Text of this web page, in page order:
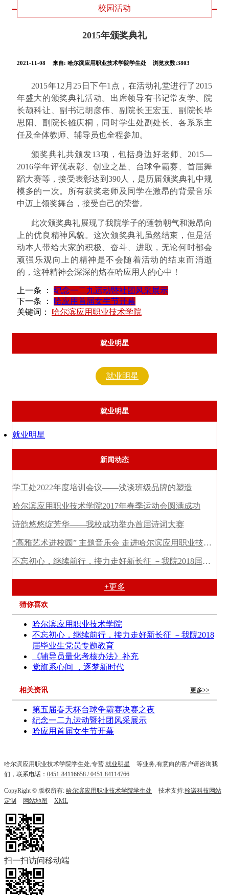
校园活动
2015年颁奖典礼
2021-11-08 来自: 哈尔滨应用职业技术学院学生处 浏览次数:3803
2015年12 月 25 日下午1 点，在活动礼堂进行了 2015
年盛大的颁奖典礼活动。出席领导有书记常友学、院
长颉科让、副书记胡彦伟、副院长王宏玉、副院长毕
思阳、副院长雒庆桐，同时学生处副处长、各系系主
任及全体教师、辅导员也全程参加。
颁奖典礼共颁发13项，包括身边好老师、 2015—
2016学年评优表彰、创业之星、台球争霸赛、首届舞
蹈大赛等，接受表彰达到 390 人，是历届颁奖典礼中规
模多的一次。所有获奖老师及同学在激昂的背景音乐
中迈上领奖舞台，接受自己的荣誉。
此次颁奖典礼展现了我院学子的蓬勃朝气和激昂向
上的优良精神风貌。这次颁奖典礼虽然结束，但是活
动本人带给大家的积极、奋斗、进取，无论何时都会
顽强乐观向上的精神是不会随着活动的结束而消逝
的，这种精神会深深的烙在哈应用人的心中！
上一条 ：
纪念一二九运动暨社团风采展示
下一条 ：
哈应用首届女生节开幕
关键词： 哈尔滨应用职业技术学院
就业明星
就业明星
就业明星
就业明星
新闻动态
学工处2022年度培训会议——浅谈班级品牌的塑造
哈尔滨应用职业技术学院2017年春季运动会圆满成功
诗韵悠悠绽芳华——我校成功举办首届诗词大赛
“高雅艺术进校园” 主题音乐会 走进哈尔滨应用职业技术学院
不忘初心，继续前行，接力走好新长征 －我院2018届毕业生党员专题教育
+更多
猜你喜欢
哈尔滨应用职业技术学院
不忘初心，继续前行，接力走好新长征 －我院2018
届毕业生党员专题教育
《辅导员量化考核办法》补充
党旗系心间 ，逐梦新时代
相关资讯 更多>>
第五届春天杯台球争霸赛决赛之夜
纪念一二九运动暨社团风采展示
哈应用首届女生节开幕
哈尔滨应用职业技术学院学生处,专营 就业明星
等业务,有意向的客户请咨询我
们，联系电话： 0451-84116658 / 0451-84114766
CopyRight © 版权所有: 哈尔滨应用职业技术学院学生处 技术支持:翰诺科技网站
定制
网站地图 XML
扫一扫访问移动端